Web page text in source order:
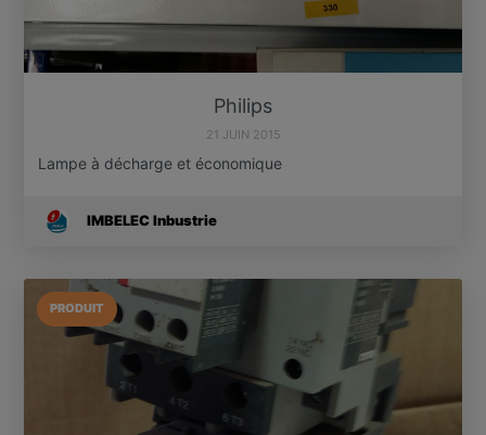
Philips
21 JUIN 2015
Lampe à décharge et économique
IMBELEC Inbustrie
PRODUIT